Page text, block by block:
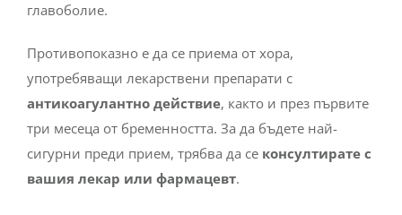
главоболие.
Противопоказно е да се приема от хора,
употребяващи лекарствени препарати с
антикоагулантно действие, както и през първите
три месеца от бременността. За да бъдете най-
сигурни преди прием, трябва да се консултирате с
вашия лекар или фармацевт.